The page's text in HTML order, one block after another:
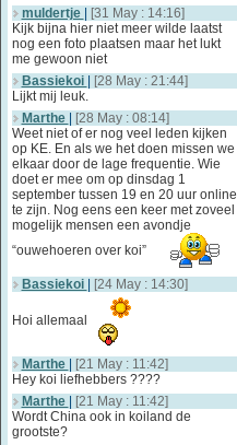
muldertje
[31 May : 14:16]
Kijk bijna hier niet meer wilde laatst
nog een foto plaatsen maar het lukt
me gewoon niet
Bassiekoi
[28 May : 21:44]
Lijkt mij leuk.
Marthe
[28 May : 08:14]
Weet niet of er nog veel leden kijken
op KE. En als we het doen missen we
elkaar door de lage frequentie. Wie
doet er mee om op dinsdag 1
september tussen 19 en 20 uur online
te zijn. Nog eens een keer met zoveel
mogelijk mensen een avondje
“ouwehoeren over koi”
Bassiekoi [24 May : 14:30]
Hoi allemaal
Marthe
[21 May : 11:42]
Hey koi liefhebbers ????
Marthe
[21 May : 11:42]
Wordt China ook in koiland de
grootste?